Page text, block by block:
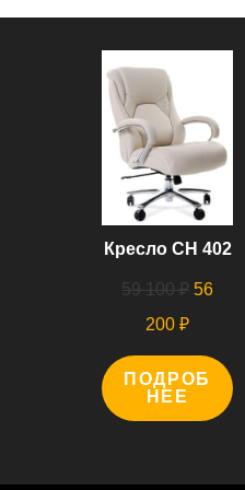
Кресло СН 402
59 100₽
59
100 ₽.
56
200₽Текущая
цена:
56
200 ₽.
ПОДРОБ
НЕЕ